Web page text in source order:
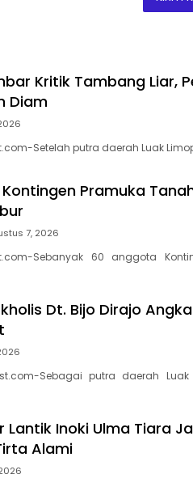
Kritik Tambang Liar,
Diam
Setelah putra daerah Luak
Pramuka
7, 2026
Sebanyak 60 anggota
Dt. Bijo Dirajo
Sebagai putra daerah
Lantik Inoki Ulma Tiara
Alami